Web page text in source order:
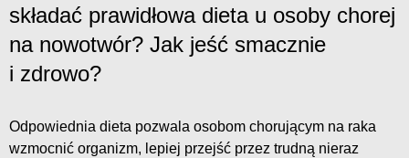
składać prawidłowa dieta u osoby chorej
na nowotwór? Jak jeść smacznie
i zdrowo?
Odpowiednia dieta pozwala osobom chorującym na raka
wzmocnić organizm, lepiej przejść przez trudną nieraz